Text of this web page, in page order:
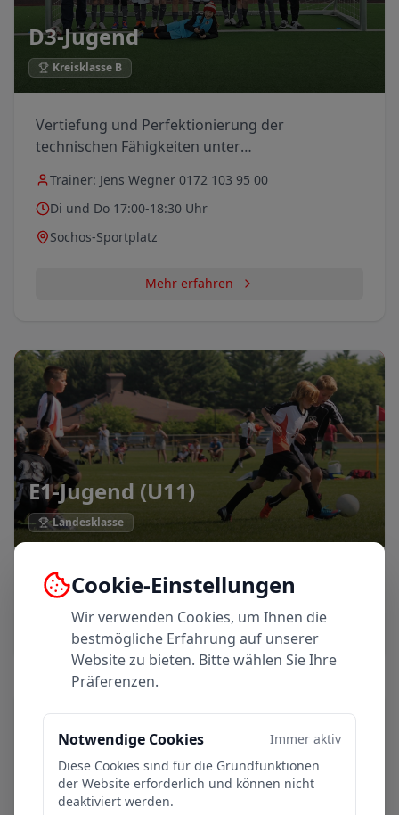
D3-Jugend
Kreisklasse B
Vertiefung und Perfektionierung der
technischen Fähigkeiten unter
Komplexe taktische Übungen, wie das
Umschaltspiel und das Pressingverhalten
rücken hier in den Mittelpunkt.
Trainer: Jens Wegner 0172 103 95 00
Di und Do 17:00-18:30 Uhr
Sochos-Sportplatz
Mehr erfahren
E1-Jugend (U11)
Landesklasse
Trainer: Ahmed Laassairi 0176 821 85 515
Mehr erfahren
Cookie-Einstellungen
Wir verwenden Cookies, um Ihnen die
bestmögliche Erfahrung auf unserer
Website zu bieten. Bitte wählen Sie Ihre
Präferenzen.
Notwendige Cookies
Immer aktiv
Diese Cookies sind für die Grundfunktionen
der Website erforderlich und können nicht
deaktiviert werden.